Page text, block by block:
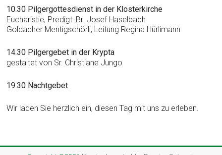
10.30 Pilgergottesdienst in der Klosterkirche
Eucharistie, Predigt: Br. Josef Haselbach
Goldacher Mentigschörli, Leitung Regina Hürlimann
14.30 Pilgergebet in der Krypta
gestaltet von Sr. Christiane Jungo
19.30 Nachtgebet
Wir laden Sie herzlich ein, diesen Tag mit uns zu erleben.